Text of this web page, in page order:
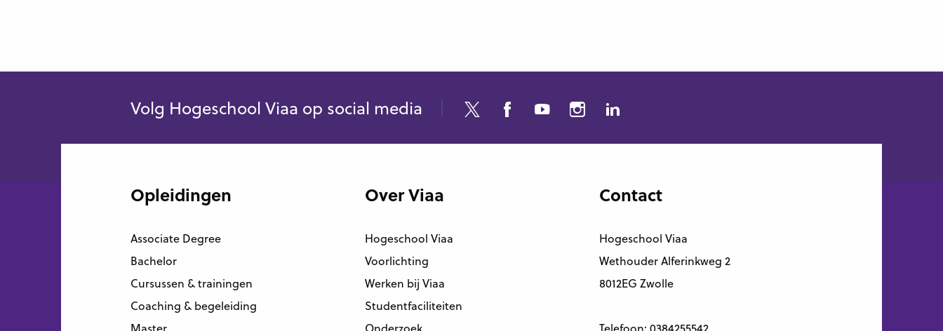
Volg Hogeschool Viaa op social media
Opleidingen
Associate Degree
Bachelor
Cursussen & trainingen
Coaching & begeleiding
Over Viaa
Hogeschool Viaa
Voorlichting
Werken bij Viaa
Studentfaciliteiten
Contact
Hogeschool Viaa
Wethouder Alferinkweg 2
8012EG Zwolle